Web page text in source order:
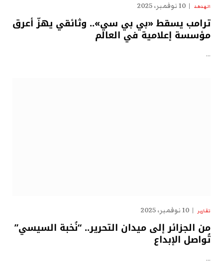
الهدهد 10 نوفمبر، 2025
ترامب يسقط «بي بي سي».. وثائقي يهزّ أعرق
مؤسسة إعلامية في العالم
…
تقارير 10 نوفمبر، 2025
من الجزائر إلى ميدان التحرير.. “نُخبة السيسي”
تُواصل الإبداع
…